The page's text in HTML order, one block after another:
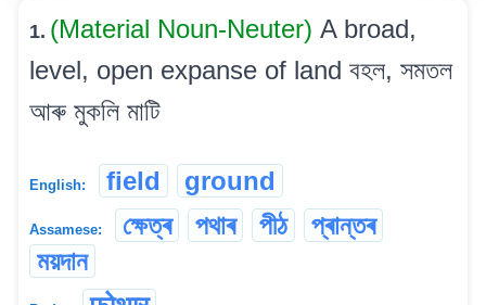
1. (Material Noun-Neuter) A broad,
level, open expanse of land বহল, সমতল
আৰু মুকলি মাটি
English: field ground
Assamese: ক্ষেত্ৰ পথাৰ পীঠ
প্ৰান্তৰ
ময়দান